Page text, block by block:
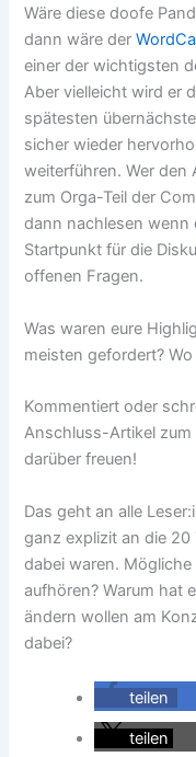
Wäre diese doofe
dann wäre der
einer der wichtigsten
Aber vielleicht wird er
spätesten
sicher wieder
weiterführen. Wer
zum Orga-Teil der
dann nachlesen wenn
Startpunkt für die
offenen Fragen.
Was waren eure
meisten gefordert?
Kommentiert oder
Anschluss-Artikel zum
darüber freuen!
Das geht an alle
ganz explizit an die 20
dabei waren.
aufhören? Warum hat
ändern wollen am
dabei?
teilen
teilen